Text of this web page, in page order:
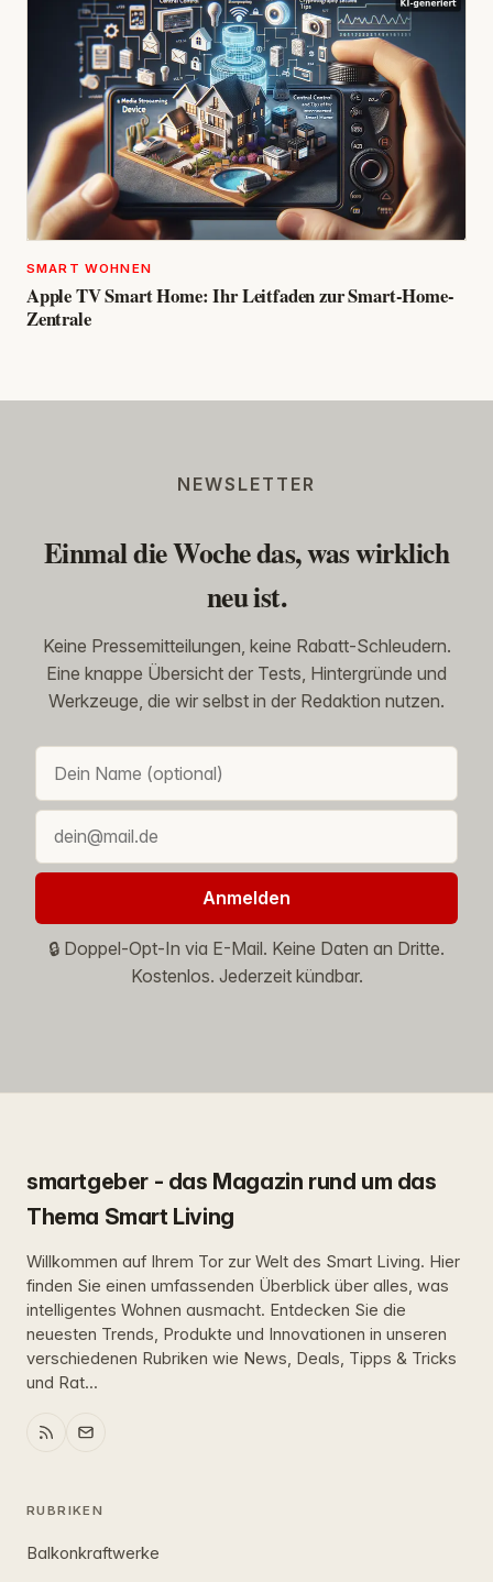
SMART WOHNEN
Apple TV Smart Home: Ihr Leitfaden zur Smart-Home-
Zentrale
NEWSLETTER
Einmal die Woche das, was wirklich
neu ist.
Keine Pressemitteilungen, keine Rabatt-Schleudern.
Eine knappe Übersicht der Tests, Hintergründe und
Werkzeuge, die wir selbst in der Redaktion nutzen.
Anmelden
🔒 Doppel-Opt-In via E-Mail. Keine Daten an Dritte.
Kostenlos. Jederzeit kündbar.
smartgeber - das Magazin rund um das
Thema Smart Living
Willkommen auf Ihrem Tor zur Welt des Smart Living. Hier
finden Sie einen umfassenden Überblick über alles, was
intelligentes Wohnen ausmacht. Entdecken Sie die
neuesten Trends, Produkte und Innovationen in unseren
verschiedenen Rubriken wie News, Deals, Tipps & Tricks
und Rat...
RUBRIKEN
Balkonkraftwerke